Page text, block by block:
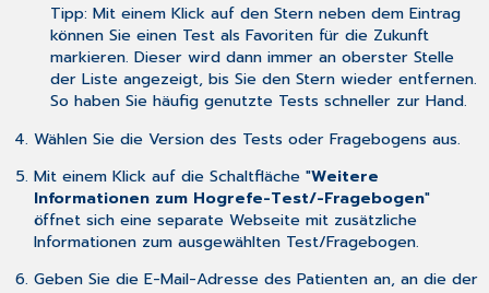
Tipp: Mit einem Klick auf den Stern neben dem Eintrag
können Sie einen Test als Favoriten für die Zukunft
markieren. Dieser wird dann immer an oberster Stelle
der Liste angezeigt, bis Sie den Stern wieder entfernen.
So haben Sie häufig genutzte Tests schneller zur Hand.
Wählen Sie die Version des Tests oder Fragebogens aus.
Mit einem Klick auf die Schaltfläche "Weitere
Informationen zum Hogrefe-Test/-Fragebogen"
öffnet sich eine separate Webseite mit zusätzliche
Informationen zum ausgewählten Test/Fragebogen.
Geben Sie die E-Mail-Adresse des Patienten an, an die der